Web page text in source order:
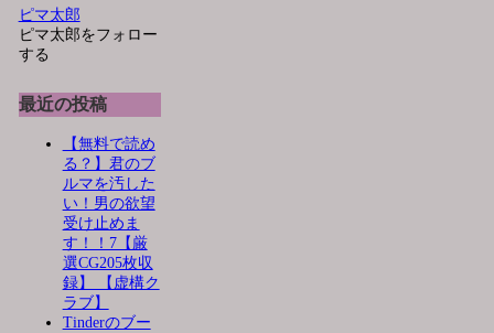
ピマ太郎
ピマ太郎をフォロー
する
最近の投稿
【無料で読め
る？】君のブ
ルマを汚した
い！男の欲望
受け止めま
す！！7【厳
選CG205枚収
録】 【虚構ク
ラブ】
Tinderのブー